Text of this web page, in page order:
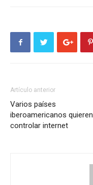
Artículo anterior
Varios países
iberoamericanos quieren
controlar internet